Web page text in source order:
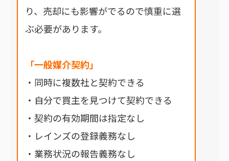
り、売却にも影響がでるので慎重に選
ぶ必要があります。
「一般媒介契約」
・同時に複数社と契約できる
・自分で買主を見つけて契約できる
・契約の有効期間は指定なし
・レインズの登録義務なし
・業務状況の報告義務なし